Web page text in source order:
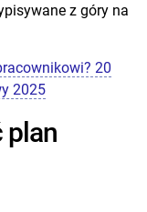
z góry na
20
2025
plan